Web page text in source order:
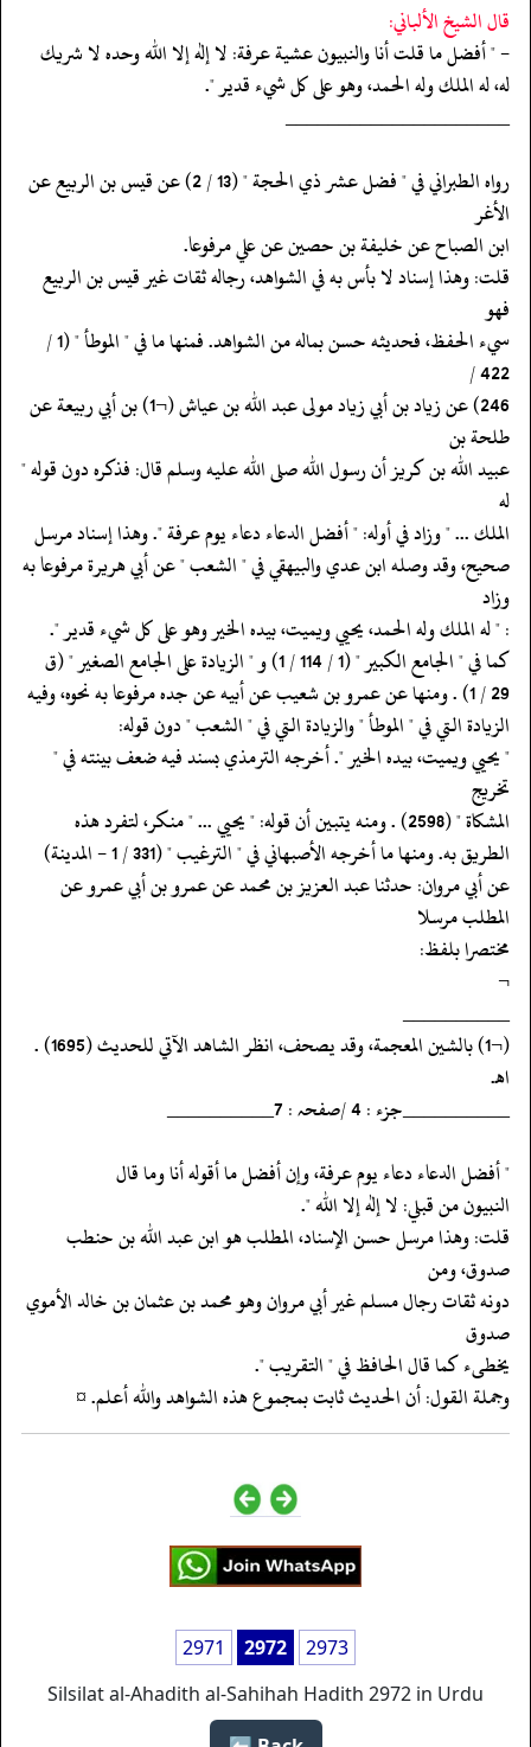
قال الشيخ الألباني:
- " أفضل ما قلت أنا والنبيون عشية عرفة: لا إله إلا الله وحده لا شريك
له، له الملك وله الحمد، وهو على كل شيء قدير ".
‏‏‏‏_____________________
‏‏‏‏رواه الطبراني في " فضل عشر ذي الحجة " (13 / 2) عن قيس بن الربيع عن
الأغر
‏‏‏‏ابن الصباح عن خليفة بن حصين عن علي مرفوعا.
‏‏‏‏قلت: وهذا إسناد لا بأس به في الشواهد، رجاله ثقات غير قيس بن الربيع
فهو
‏‏‏‏سيء الحفظ، فحديثه حسن بماله من الشواهد. فمنها ما في " الموطأ " (1 /
422 /
‏‏‏‏246) عن زياد بن أبي زياد مولى عبد الله بن عياش (¬1) بن أبي ربيعة عن
طلحة بن
‏‏‏‏عبيد الله بن كريز أن رسول الله صلى الله عليه وسلم قال: فذكره دون قوله "
له
‏‏‏‏الملك ... " وزاد في أوله: " أفضل الدعاء دعاء يوم عرفة ". وهذا إسناد مرسل
‏‏‏‏صحيح، وقد وصله ابن عدي والبيهقي في " الشعب " عن أبي هريرة مرفوعا به
وزاد
‏‏‏‏: " له الملك وله الحمد، يحيي ويميت، بيده الخير وهو على كل شيء قدير ".
‏‏‏‏كما في " الجامع الكبير " (1 / 114 / 1) و " الزيادة على الجامع الصغير " (ق
‏‏‏‏الزيادة التي في " الموطأ " والزيادة التي في " الشعب " دون قوله:
‏‏‏‏" يحيي ويميت، بيده الخير ". أخرجه الترمذي بسند فيه ضعف بينته في "
تخريج
‏‏‏‏المشكاة " (2598) . ومنه يتبين أن قوله: " يحيي ... " منكر، لتفرد هذه
‏‏‏‏الطريق به. ومنها ما أخرجه الأصبهاني في " الترغيب " (331 / 1 - المدينة)
‏‏‏‏عن أبي مروان: حدثنا عبد العزيز بن محمد عن عمرو بن أبي عمرو عن
المطلب مرسلا
‏‏‏‏مختصرا بلفظ:
‏‏‏‏¬
‏‏‏‏__________
‏‏‏‏(¬1) بالشين المعجمة، وقد يصحف، انظر الشاهد الآتي للحديث (1695) .
اهـ.
‏‏‏‏__________جزء : 4 /صفحہ : 7__________
‏‏‏‏" أفضل الدعاء دعاء يوم عرفة، وإن أفضل ما أقوله أنا وما قال
‏‏‏‏النبيون من قبلي: لا إله إلا الله ".
‏‏‏‏قلت: وهذا مرسل حسن الإسناد، المطلب هو ابن عبد الله بن حنطب
صدوق، ومن
‏‏‏‏دونه ثقات رجال مسلم غير أبي مروان وهو محمد بن عثمان بن خالد الأموي
صدوق
‏‏‏‏يخطىء كما قال الحافظ في " التقريب ".
‏‏‏‏وجملة القول: أن الحديث ثابت بمجموع هذه الشواهد والله أعلم. ¤
2971 2972
2973
Silsilat al-Ahadith al-Sahihah Hadith 2972 in Urdu